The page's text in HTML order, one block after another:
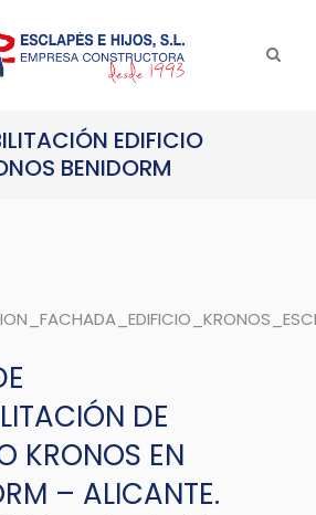
EDIFICIO
BENIDORM
DE
KRONOS EN
– ALICANTE.